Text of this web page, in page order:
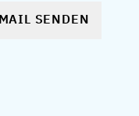
SENDEN